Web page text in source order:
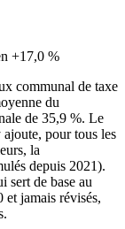
+17,0 %
communal de taxe
du
de 35,9 %. Le
pour tous les
la
depuis 2021).
sert de base au
et jamais révisés,